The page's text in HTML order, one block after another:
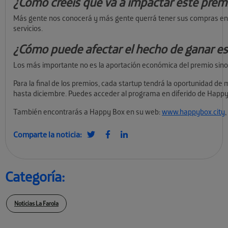
Más gente nos conocerá y más gente querrá tener sus compras
servicios.
¿Cómo puede afectar el hecho de ganar
Los más importante no es la aportación económica del premio
Para la final de los premios, cada startup tendrá la oportunidad
hasta diciembre. Puedes acceder al programa en diferido de
También encontrarás a Happy Box en su web:www.happybox.city
Comparte la noticia:
Categoría:
Noticias La Farola